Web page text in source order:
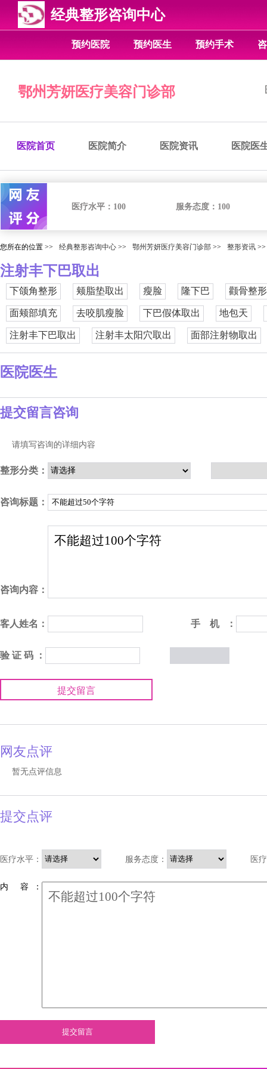
经典整形咨询中心
预约医院 预约医生 预约手术
鄂州芳妍医疗美容门诊部
医院首页 医院简介 医院资讯 医院医
医疗水平： 100 服务态度： 100
您所在的位置 >> 经典整形咨询中心 >> 鄂州芳妍医疗美容门诊部 >> 整形资讯 >>
注射丰下巴取出
下颌角整形 颊脂垫取出 瘦脸 隆下巴 颧骨整形
面颊部填充 去咬肌瘦脸 下巴假体取出 地包天
注射丰下巴取出 注射丰太阳穴取出 面部注射物取出
医院医生
提交留言咨询
请填写咨询的详细内容
整形分类：
咨询标题：
咨询内容：
客人姓名： 手 机 ：
验 证 码 ：
提交留言
网友点评
暂无点评信息
提交点评
医疗水平： 服务态度： 医
内 容 ：
提交留言